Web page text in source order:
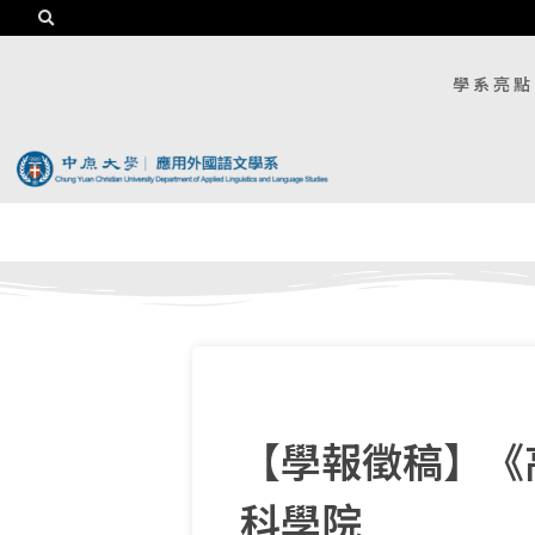
學系亮點
【學報徵稿】
科學院